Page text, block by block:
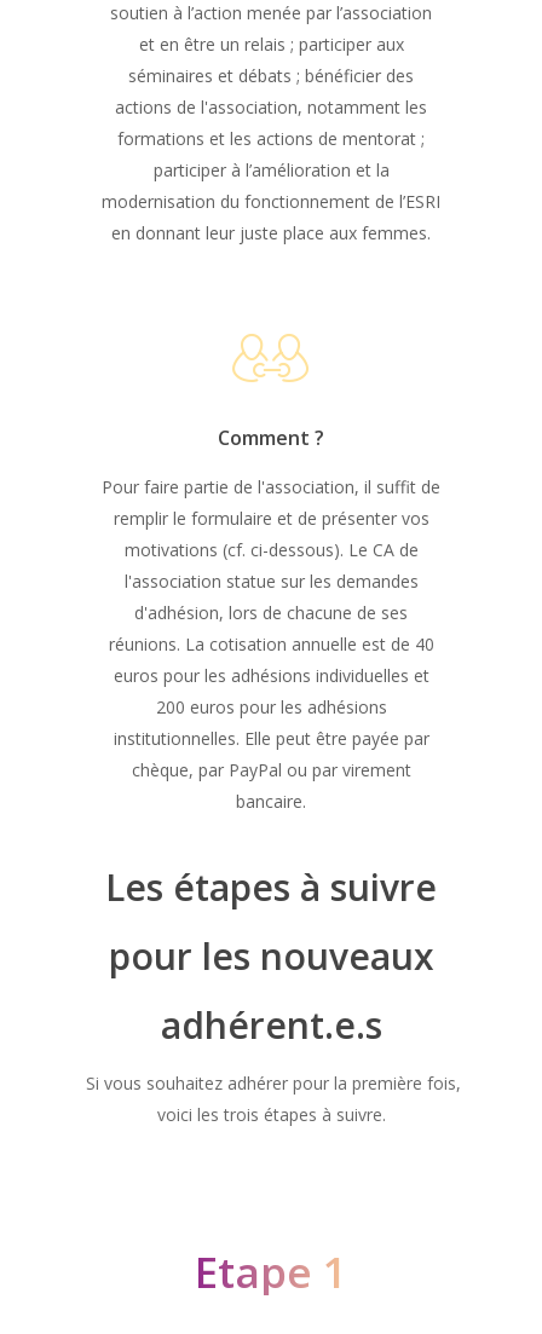
soutien à l’action menée par l’association
et en être un relais ; participer aux
séminaires et débats ; bénéficier des
actions de l'association, notamment les
formations et les actions de mentorat ;
participer à l’amélioration et la
modernisation du fonctionnement de l’ESRI
en donnant leur juste place aux femmes.
Comment ?
Pour faire partie de l'association, il suffit de
remplir le formulaire et de présenter vos
motivations (cf. ci-dessous). Le CA de
l'association statue sur les demandes
d'adhésion, lors de chacune de ses
réunions. La cotisation annuelle est de 40
euros pour les adhésions individuelles et
200 euros pour les adhésions
institutionnelles. Elle peut être payée par
chèque, par PayPal ou par virement
bancaire.
Les étapes à suivre
pour les nouveaux
adhérent.e.s
Si vous souhaitez adhérer pour la première fois,
voici les trois étapes à suivre.
Etape 1